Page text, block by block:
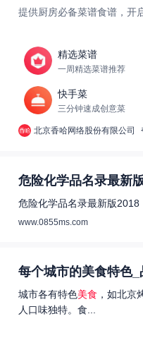
提供厨房必备菜谱食谱，开
精选菜谱
一周精选菜谱推荐
快手菜
三分钟速成创意菜
北京香哈网络股份有限公司
危险化学品名录最新
危险化学品名录最新版2018
www.0855ms.com
每个城市的美食特色
城市各有特色美食 ，如北京
人口味独特。食...